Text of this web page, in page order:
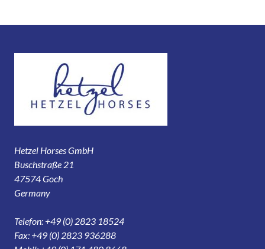
Hetzel Horses GmbH
Buschstraße 21
47574 Goch
Germany
Telefon: +49 (0) 2823 18524
Fax: +49 (0) 2823 936288